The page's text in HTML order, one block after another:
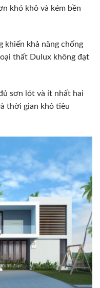
khó khô và kém bền
khiến khả năng chống
thất Dulux không đạt
sơn lót và ít nhất hai
thời gian khô tiêu